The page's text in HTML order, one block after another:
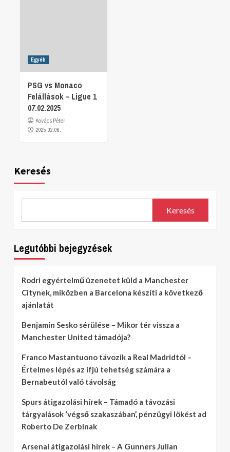
Egyéb
PSG vs Monaco
Felállások – Ligue 1
07.02.2025
Kovács Péter
2025.02.06.
Keresés
Keresés
Legutóbbi bejegyzések
Rodri egyértelmű üzenetet küld a Manchester
Citynek, miközben a Barcelona készíti a következő
ajánlatát
Benjamin Sesko sérülése – Mikor tér vissza a
Manchester United támadója?
Franco Mastantuono távozik a Real Madridtól –
Értelmes lépés az ifjú tehetség számára a
Bernabeutól való távolság
Spurs átigazolási hírek – Támadó a távozási
tárgyalások ‘végső szakaszában’, pénzügyi lökést ad
Roberto De Zerbinak
Arsenal átigazolási hírek – A Gunners Julian